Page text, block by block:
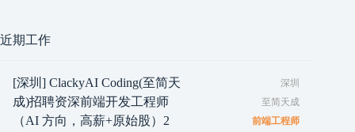
近期工作
[深圳] ClackyAI Coding(至简天
成)招聘资深前端开发工程师
（AI 方向，高薪+原始股）2
深圳
至简天成
前端工程师